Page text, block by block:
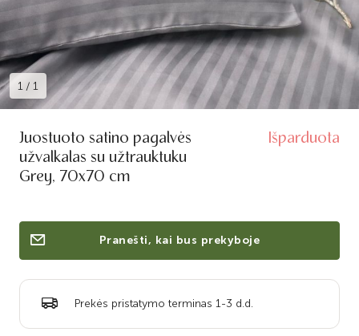
1 / 1
Juostuoto satino pagalvės
užvalkalas su užtrauktuku
Grey, 70x70 cm
Išparduota
Pranešti, kai bus prekyboje
Prekės pristatymo terminas 1-3 d.d.